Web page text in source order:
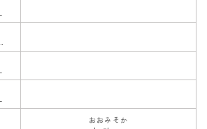
おおみそか